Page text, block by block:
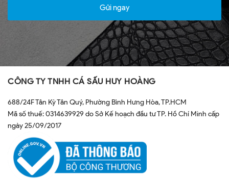
Gửi ngay
CÔNG TY TNHH CÁ SẤU HUY HOÀNG
688/24F Tân Kỳ Tân Quý, Phường Bình Hưng Hòa, TP.HCM
Mã số thuế: 0314639929 do Sở Kế hoạch đầu tư TP. Hồ Chí Minh cấp
ngày 25/09/2017